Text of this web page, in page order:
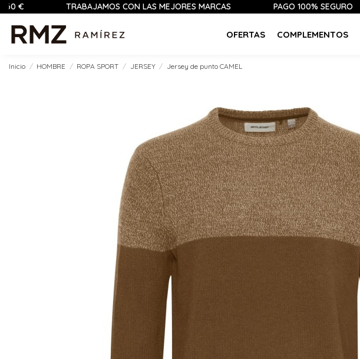
TRABAJAMOS CON LAS MEJORES MARCAS PAGO 100% SEGURO
OFERTAS COMPLEMENTOS
Inicio HOMBRE ROPA SPORT JERSEY Jersey de punto CAMEL